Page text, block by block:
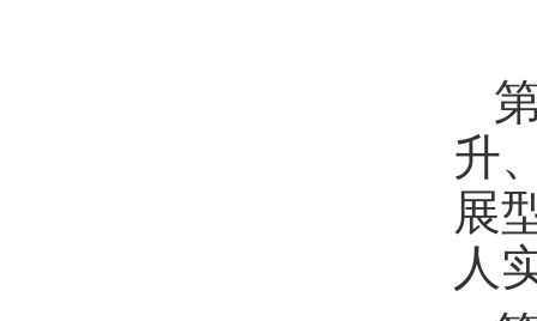
升
展
人